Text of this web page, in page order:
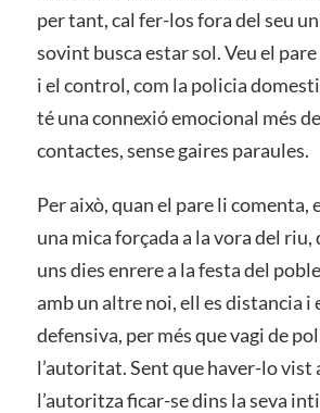
per tant, cal fer-los fora del seu
sovint busca estar sol. Veu el
i el control, com la policia
té una connexió emocional més
contactes, sense gaires paraules.
Per això, quan el pare li comenta,
una mica forçada a la vora del riu,
uns dies enrere a la festa del
amb un altre noi, ell es distancia i
defensiva, per més que vagi de
l’autoritat. Sent que haver-lo vist
l’autoritza ficar-se dins la seva